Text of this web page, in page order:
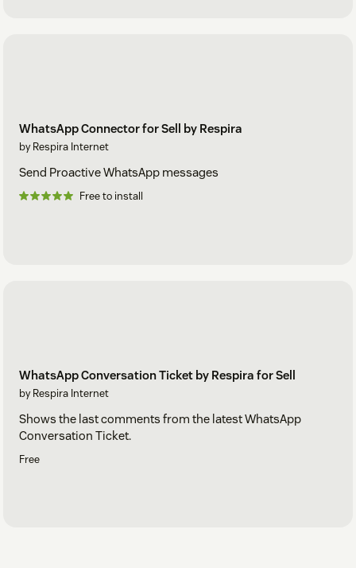
WhatsApp Connector for Sell by Respira
by Respira Internet
Send Proactive WhatsApp messages
Free to install
WhatsApp Conversation Ticket by Respira for Sell
by Respira Internet
Shows the last comments from the latest WhatsApp
Conversation Ticket.
Free